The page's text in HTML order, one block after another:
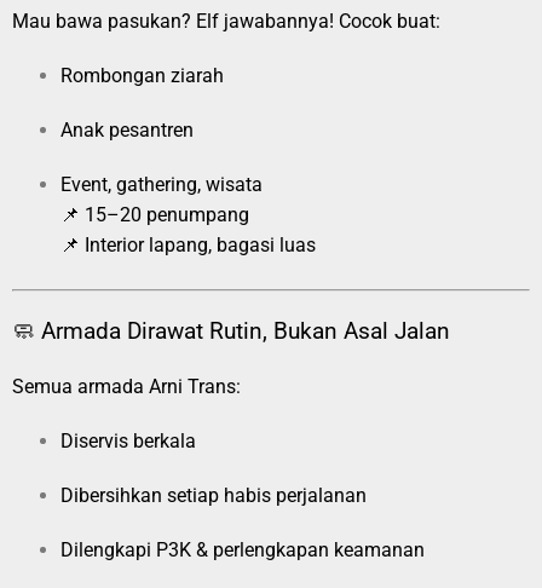
Mau bawa pasukan? Elf jawabannya! Cocok buat:
Rombongan ziarah
Anak pesantren
Event, gathering, wisata
📌 15–20 penumpang
📌 Interior lapang, bagasi luas
🧼 Armada Dirawat Rutin, Bukan Asal Jalan
Semua armada Arni Trans:
Diservis berkala
Dibersihkan setiap habis perjalanan
Dilengkapi P3K & perlengkapan keamanan